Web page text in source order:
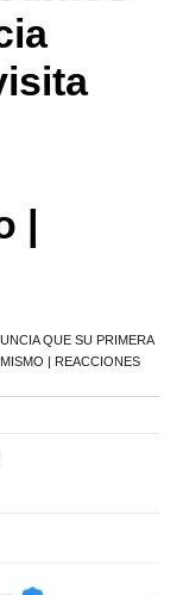
|
QUE SU PRIMERA
| REACCIONES